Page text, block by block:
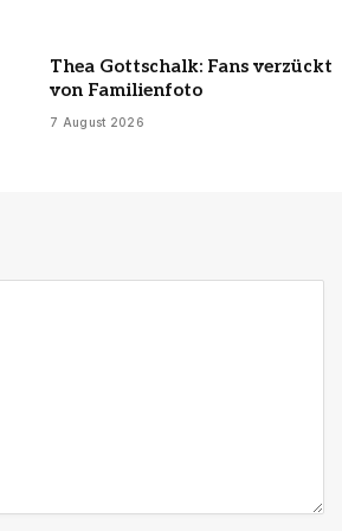
Thea Gottschalk: Fans verzückt
von Familienfoto
7 August 2026